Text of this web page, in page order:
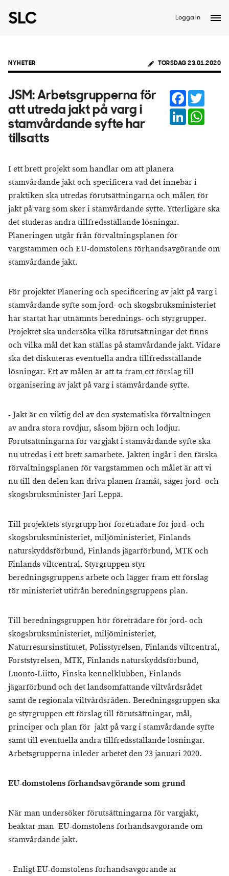
Logga in
NYHETER TORSDAG 23.01.2020
JSM: Arbetsgrupperna för
att utreda jakt på varg i
stamvårdande syfte har
tillsatts
Facebook
LinkedIn
I ett brett projekt som handlar om att planera
stamvårdande jakt och specificera vad det innebär i
praktiken ska utredas förutsättningarna och målen för
jakt på varg som sker i stamvårdande syfte. Ytterligare ska
det studeras andra tillfredsställande lösningar.
Planeringen utgår från förvaltningsplanen för
vargstammen och EU-domstolens förhandsavgörande om
stamvårdande jakt.
För projektet Planering och specificering av jakt på varg i
stamvårdande syfte som jord- och skogsbruksministeriet
har startat har utnämnts berednings- och styrgrupper.
Projektet ska undersöka vilka förutsättningar det finns
och vilka mål det kan ställas på stamvårdande jakt. Vidare
ska det diskuteras eventuella andra tillfredsställande
lösningar. Ett av målen är att ta fram ett förslag till
organisering av jakt på varg i stamvårdande syfte.
- Jakt är en viktig del av den systematiska förvaltningen
av andra stora rovdjur, såsom björn och lodjur.
Förutsättningarna för vargjakt i stamvårdande syfte ska
nu utredas i ett brett samarbete. Jakten ingår i den färska
förvaltningsplanen för vargstammen och målet är att vi
nu till den delen kan driva planen framåt, säger jord- och
skogsbruksminister Jari Leppä.
Till projektets styrgrupp hör företrädare för jord- och
skogsbruksministeriet, miljöministeriet, Finlands
naturskyddsförbund, Finlands jägarförbund, MTK och
Finlands viltcentral. Styrgruppen styr
beredningsgruppens arbete och lägger fram ett förslag
för ministeriet utifrån beredningsgruppens plan.
Till beredningsgruppen hör företrädare för jord- och
skogsbruksministeriet, miljöministeriet,
Naturresursinstitutet, Polisstyrelsen, Finlands viltcentral,
Forststyrelsen, MTK, Finlands naturskyddsförbund,
Luonto-Liitto, Finska kennelklubben, Finlands
jägarförbund och det landsomfattande viltvårdsrådet
samt de regionala viltvårdsråden. Beredningsgruppen ska
ge styrgruppen ett förslag till förutsättningar, mål,
principer och plan för jakt på varg i stamvårdande syfte
samt till eventuella andra tillfredsställande lösningar.
Arbetsgrupperna inleder arbetet den 23 januari 2020.
EU-domstolens förhandsavgörande som grund
När man undersöker förutsättningarna för vargjakt,
beaktar man EU-domstolens förhandsavgörande om
stamvårdande jakt.
- Enligt EU-domstolens förhandsavgörande är